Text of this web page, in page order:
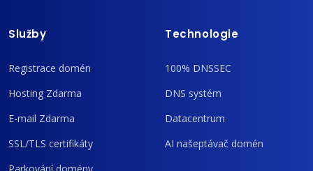
Služby
Registrace domén
Hosting Zdarma
E-mail Zdarma
SSL/TLS certifikáty
Technologie
100% DNSSEC
DNS systém
Datacentrum
AI našeptávač domén